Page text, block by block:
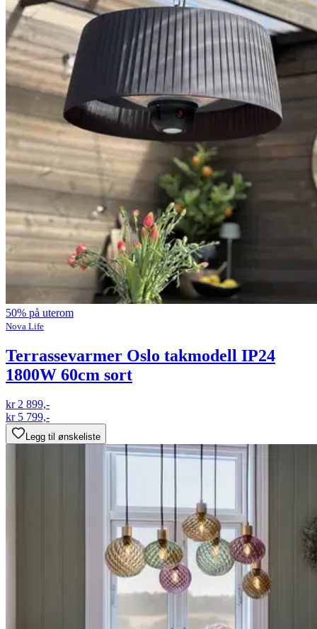
50% på uterom
Nova Life
Terrassevarmer Oslo takmodell IP24
1800W 60cm sort
kr 2 899,-
kr 5 799,-
Legg til ønskeliste